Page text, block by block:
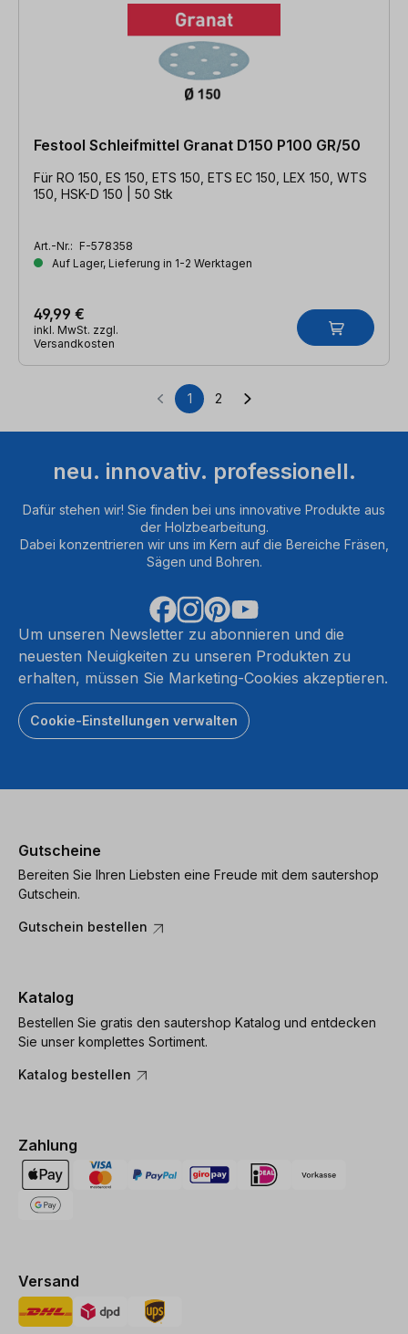
Festool Schleifmittel Granat D150 P100 GR/50
Für RO 150, ES 150, ETS 150, ETS EC 150, LEX 150, WTS
150, HSK-D 150 | 50 Stk
Art.-Nr.: F-578358
Auf Lager, Lieferung in 1-2 Werktagen
49,99 €
inkl. MwSt. zzgl.
Versandkosten
Seite
1 Seite
2
neu. innovativ. professionell.
Dafür stehen wir! Sie finden bei uns innovative Produkte aus
der Holzbearbeitung.
Dabei konzentrieren wir uns im Kern auf die Bereiche Fräsen,
Sägen und Bohren.
Um unseren Newsletter zu abonnieren und die
neuesten Neuigkeiten zu unseren Produkten zu
erhalten, müssen Sie Marketing-Cookies akzeptieren.
Cookie-Einstellungen verwalten
Gutscheine
Bereiten Sie Ihren Liebsten eine Freude mit dem sautershop
Gutschein.
Gutschein bestellen
Katalog
Bestellen Sie gratis den sautershop Katalog und entdecken
Sie unser komplettes Sortiment.
Katalog bestellen
Zahlung
Versand